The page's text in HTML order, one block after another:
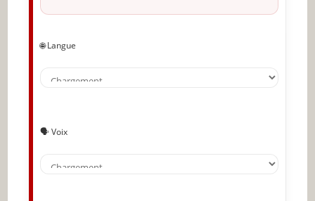
Mangez beaucoup de fruits et de légumes
régulièrement
Arrêtez de fumer si ce n’est pas déjà fait
Faites suffisamment d’exercice
Protégez-vous
🌐 Langue
🗣️ Voix